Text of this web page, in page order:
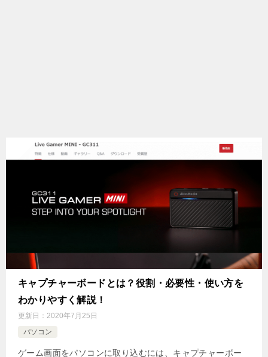
キャプチャーボードとは？役割・必要性・使い方を
わかりやすく解説！
更新日： 2020年7月25日
パソコン
ゲーム画面をパソコンに取り込むには、キャプチャーボー